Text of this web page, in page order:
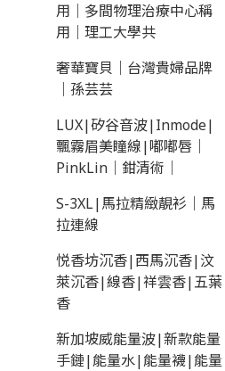
用｜多間物理治療中心稱
用｜理工大學共
奢華寶貝｜台灣貴婦品牌
｜孫芸芸
LUX|矽谷音波|Inmode|
飄霧眉美瞳線|嘟嘟唇｜
PinkLin｜鉗清術｜
S-3XL|馬拉精緻靚衫｜馬
拉連線
悦香坊沉香|西馬沉香|汶
萊沉香|線香|祥雲香|五葉
香
新加坡威能量波|新款能量
手鏈|能量水|能量襪|能量